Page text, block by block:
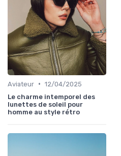
Aviateur • 12/04/2025
Le charme intemporel des
lunettes de soleil pour
homme au style rétro